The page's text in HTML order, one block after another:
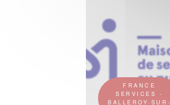
FRANCE
SERVICES -
BALLEROY-SUR-